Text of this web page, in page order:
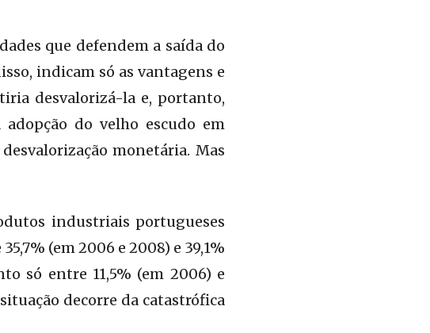
que defendem a saída do
indicam só as vantagens e
desvalorizá-la e, portanto,
do velho escudo em
monetária. Mas
industriais portugueses
(em 2006 e 2008) e 39,1%
só entre 11,5% (em 2006) e
decorre da catastrófica